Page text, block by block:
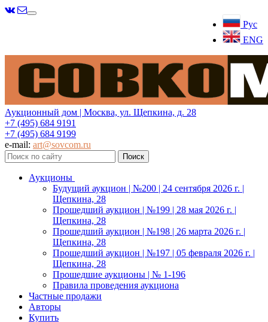
Рус
ENG
Меню
Аукционный дом | Москва, ул. Щепкина, д. 28
+7 (495) 684 9191
+7 (495) 684 9199
e-mail: art@sovcom.ru
Аукционы
Будущий аукцион | №200 | 24 сентября 2026 г. |
Щепкина, 28
Прошедший аукцион | №199 | 28 мая 2026 г. |
Щепкина, 28
Прошедший аукцион | №198 | 26 марта 2026 г. |
Щепкина, 28
Прошедший аукцион | №197 | 05 февраля 2026 г. |
Щепкина, 28
Прошедшие аукционы | № 1-196
Правила проведения аукциона
Частные продажи
Авторы
Купить